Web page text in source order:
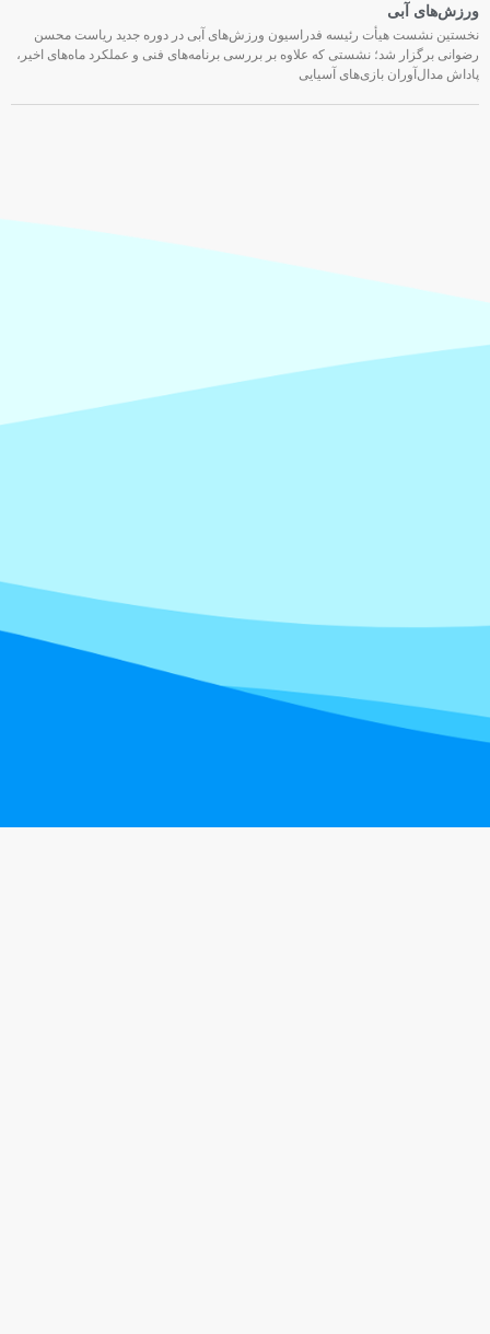
ورزش‌های آبی
نخستین نشست هیأت رئیسه فدراسیون ورزش‌های آبی در دوره جدید ریاست محسن
رضوانی برگزار شد؛ نشستی که علاوه بر بررسی برنامه‌های فنی و عملکرد ماه‌های اخیر،
پاداش مدال‌آوران بازی‌های آسیایی